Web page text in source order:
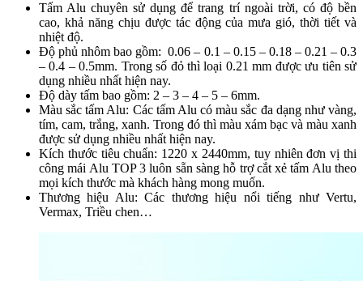
Tấm Alu chuyên sử dụng để trang trí ngoài trời, có độ bền
cao, khả năng chịu được tác động của mưa gió, thời tiết và
nhiệt độ.
Độ phủ nhôm bao gồm: 0.06 – 0.1 – 0.15 – 0.18 – 0.21 – 0.3
– 0.4 – 0.5mm. Trong số đỏ thì loại 0.21 mm được ưu tiên sử
dụng nhiều nhất hiện nay.
Độ dày tấm bao gồm: 2 – 3 – 4 – 5 – 6mm.
Màu sắc tấm Alu: Các tấm Alu có màu sắc đa dạng như vàng,
tím, cam, trắng, xanh. Trong đó thì màu xám bạc và màu xanh
được sử dụng nhiều nhất hiện nay.
Kích thước tiêu chuẩn: 1220 x 2440mm, tuy nhiên đơn vị thi
công mái Alu TOP 3 luôn sẵn sàng hỗ trợ cắt xẻ tấm Alu theo
mọi kích thước mà khách hàng mong muốn.
Thương hiệu Alu: Các thương hiệu nổi tiếng như Vertu,
Vermax, Triều chen…